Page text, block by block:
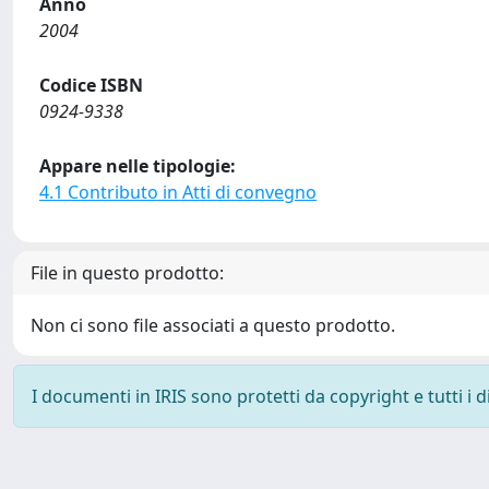
2004
Codice ISBN
0924-9338
Appare nelle tipologie:
4.1 Contributo in Atti di convegno
File in questo prodotto:
Non ci sono file associati a questo prodotto.
I documenti in IRIS sono protetti da copyright e tutti i